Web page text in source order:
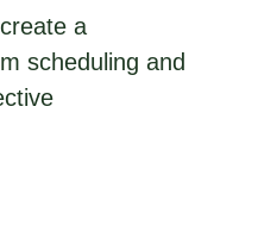
a
scheduling and